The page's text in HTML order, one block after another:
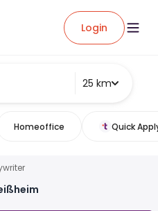
Login
25 km
Homeoffice Quick